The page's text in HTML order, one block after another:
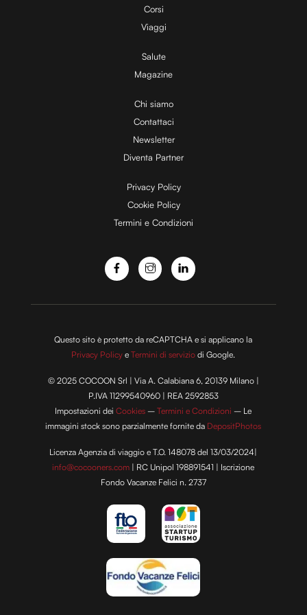
V
i
d
e
o
Corsi
Viaggi
Salute
Magazine
Chi siamo
Contattaci
Newsletter
Diventa Partner
Privacy Policy
Cookie Policy
Termini e Condizioni
Questo sito è protetto da reCAPTCHA e si applicano la
Privacy Policy eTermini di servizio di Google.
© 2025 COCOON Srl | Via A. Calabiana 6, 20139 Milano |
P.IVA 11299540960 | REA 2592853
Impostazioni deiCookies –Termini e Condizioni – Le
immagini stock sono parzialmente fornite da DepositPhotos
Licenza Agenzia di viaggio e T.O. 148078 del 13/03/2024|
info@cocooners.com | RC Unipol 198891541 | Iscrizione
Fondo Vacanze Felici n. 2737